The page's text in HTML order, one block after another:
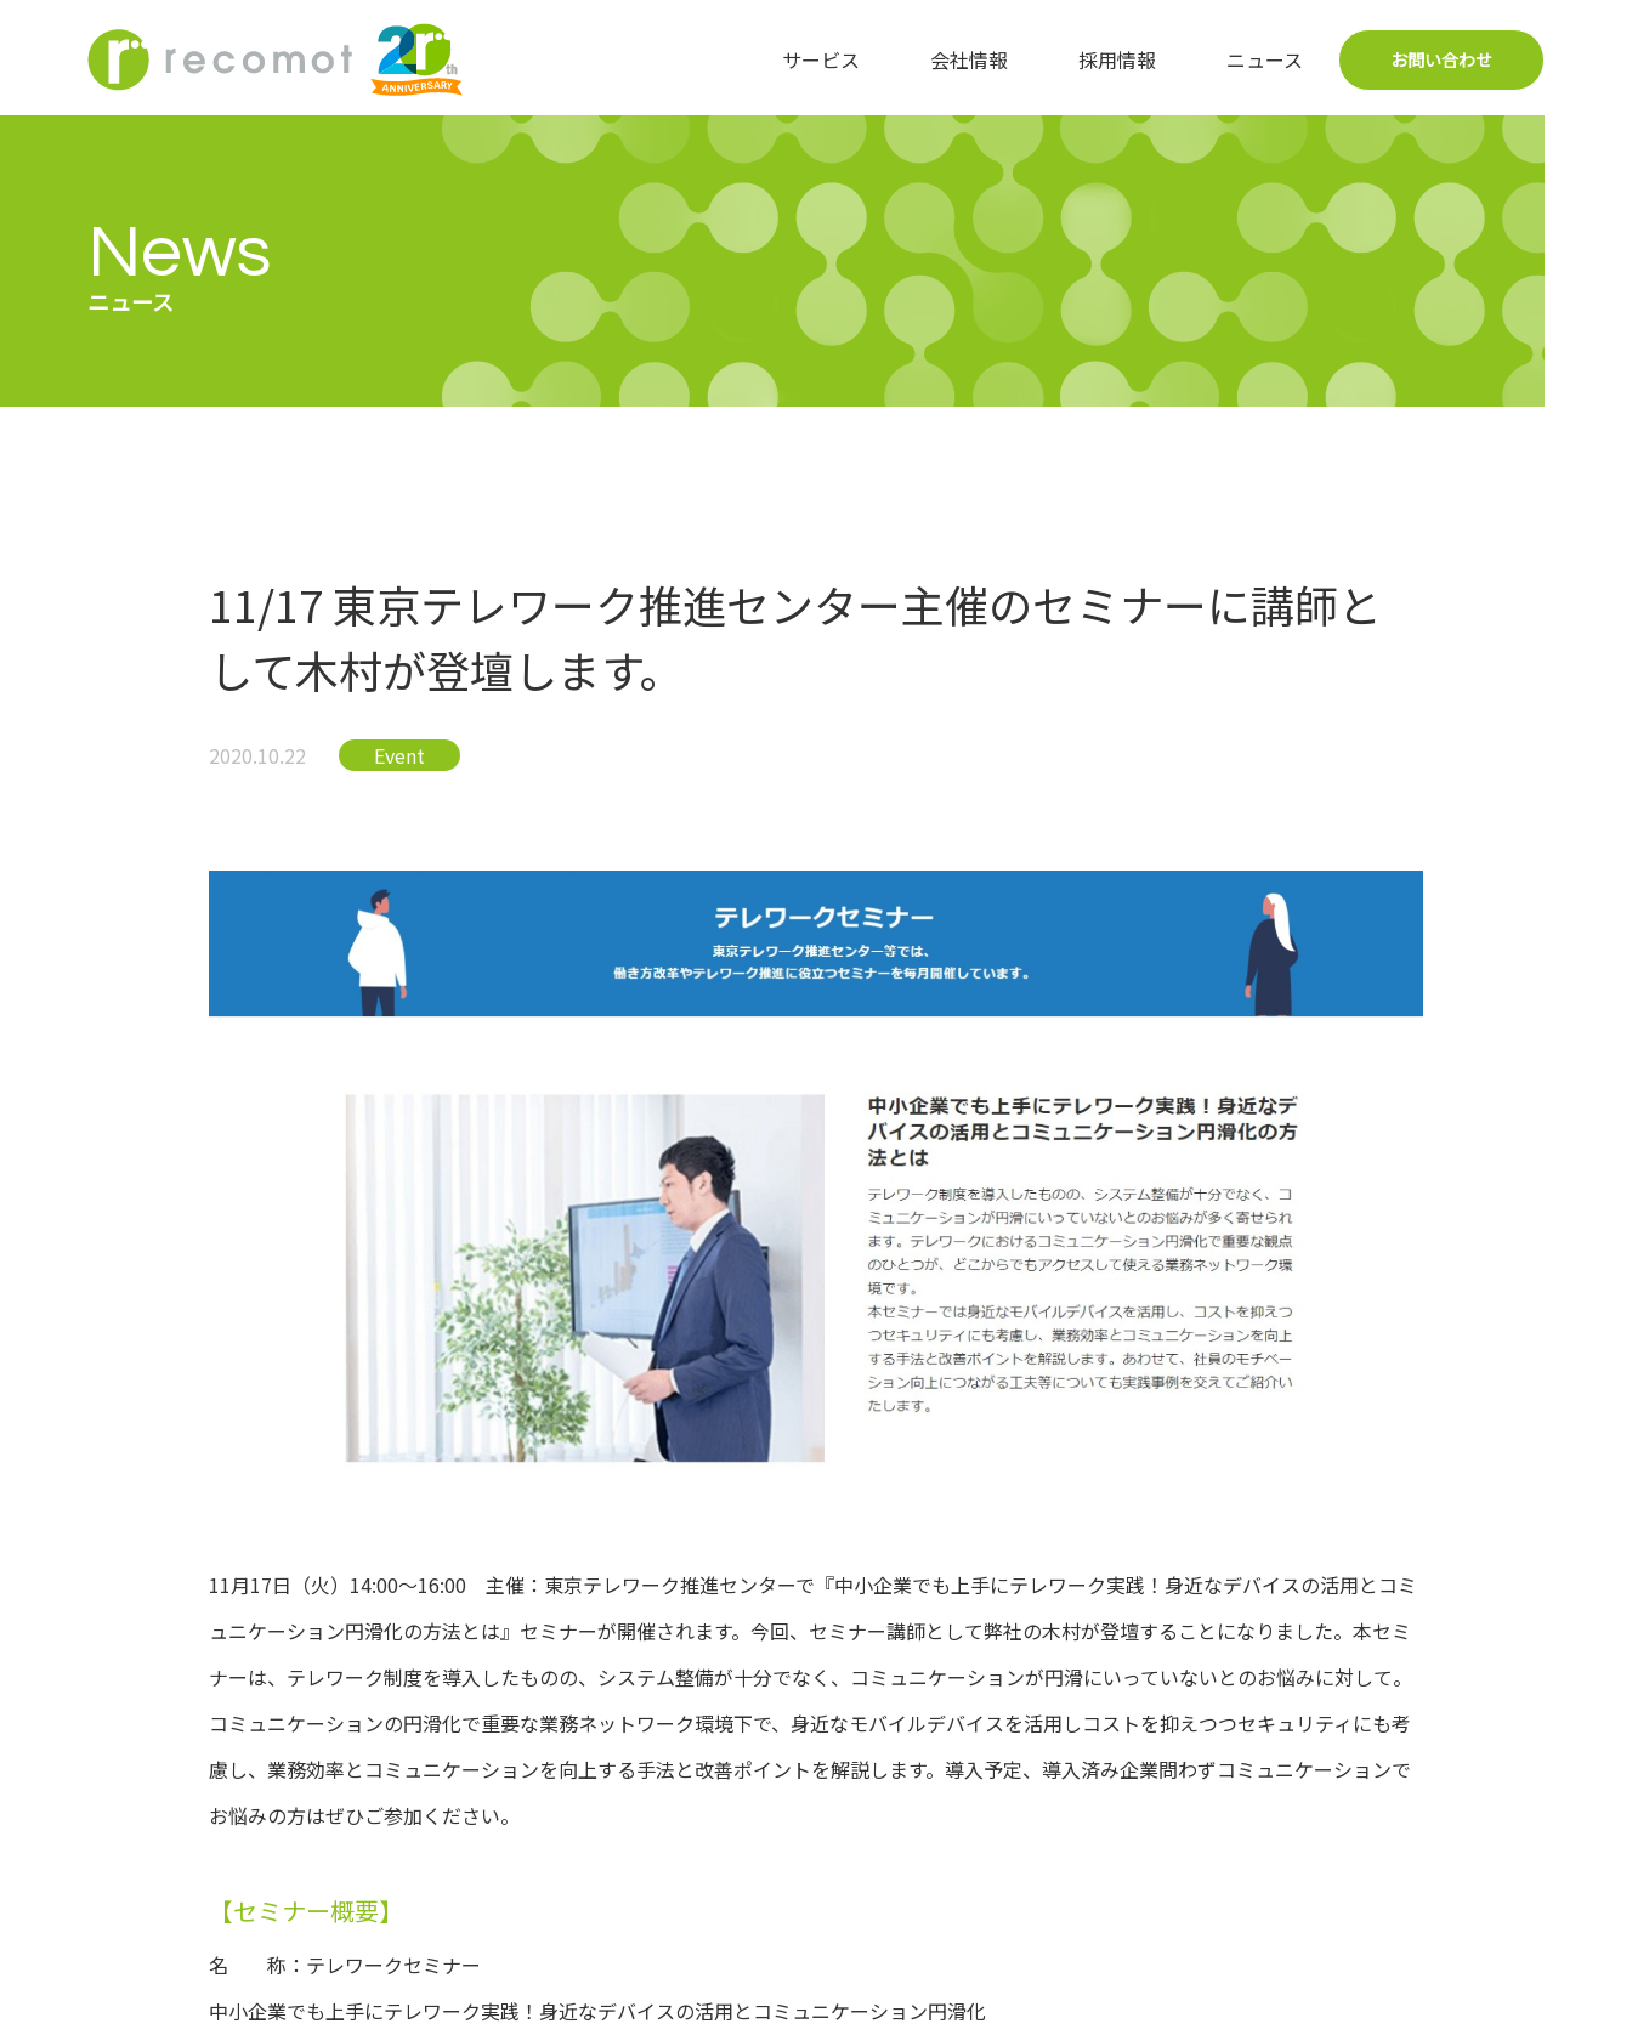
サービス 会社情報 採用情報 ニュース お問い合わせ
News
ニュース
11/17 東京テレワーク推進センター主催のセミナーに講師と
して木村が登壇します。
2020.10.22 Event
11月17日（火）14:00～16:00 主催：東京テレワーク推進センターで『中小企業でも上手にテレワーク実践！身近なデバイスの活用とコミ
ュニケーション円滑化の方法とは』セミナーが開催されます。今回、セミナー講師として弊社の木村が登壇することになりました。本セミ
ナーは、テレワーク制度を導入したものの、システム整備が十分でなく、コミュニケーションが円滑にいっていないとのお悩みに対して。
コミュニケーションの円滑化で重要な業務ネットワーク環境下で、身近なモバイルデバイスを活用しコストを抑えつつセキュリティにも考
慮し、業務効率とコミュニケーションを向上する手法と改善ポイントを解説します。導入予定、導入済み企業問わずコミュニケーションで
お悩みの方はぜひご参加ください。
【セミナー概要】
名 称：テレワークセミナー
中小企業でも上手にテレワーク実践！身近なデバイスの活用とコミュニケーション円滑化